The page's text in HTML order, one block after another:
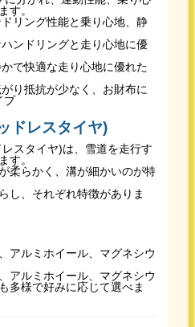
す。
リング性能と乗り心地、静
ンドリングと走り心地に優
で快適な走り心地に優れた
り抵抗が少なく、お財布に
プ
ドレスタイヤ)
スタイヤ)は、雪道を走行す
す。
柔らかく、溝が細かいのが特
し、それぞれ特徴がありま
アルミホイール、マグネシウ
アルミホイール、マグネシウ
多様で好みに応じて選べま